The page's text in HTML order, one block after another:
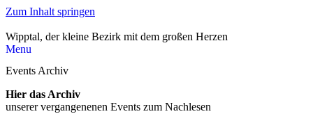
Zum Inhalt springen
Wipptal, der kleine Bezirk mit dem großen Herzen
Menu
Events Archiv
Hier das Archiv
unserer vergangenenen Events zum Nachlesen